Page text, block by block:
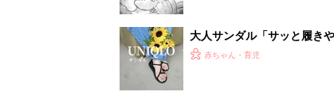
大人サンダル「サッと履き
赤ちゃん・育児